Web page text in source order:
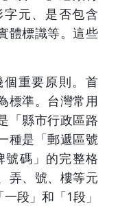
元、是否包含
體標識等。這些
重要原則。首
標準。台灣常用
「縣市行政區路
種是「郵遞區號
號碼」的完整格
弄、號、樓等元
段」和「1段」